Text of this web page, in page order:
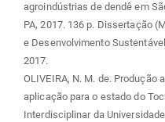
agroindústrias de dendê em
PA, 2017. 136 p. Dissertação
e Desenvolvimento
2017.
OLIVEIRA, N. M. de. Produção
aplicação para o estado do
Interdisciplinar da